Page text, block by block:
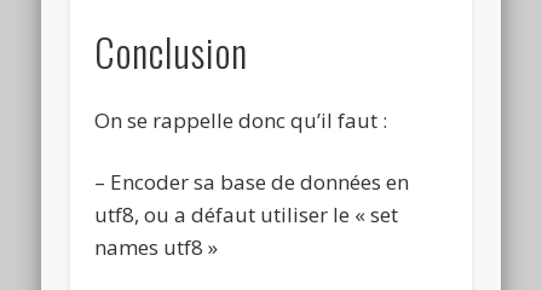
Conclusion
On se rappelle donc qu’il faut :
– Encoder sa base de données en
utf8, ou a défaut utiliser le « set
names utf8 »